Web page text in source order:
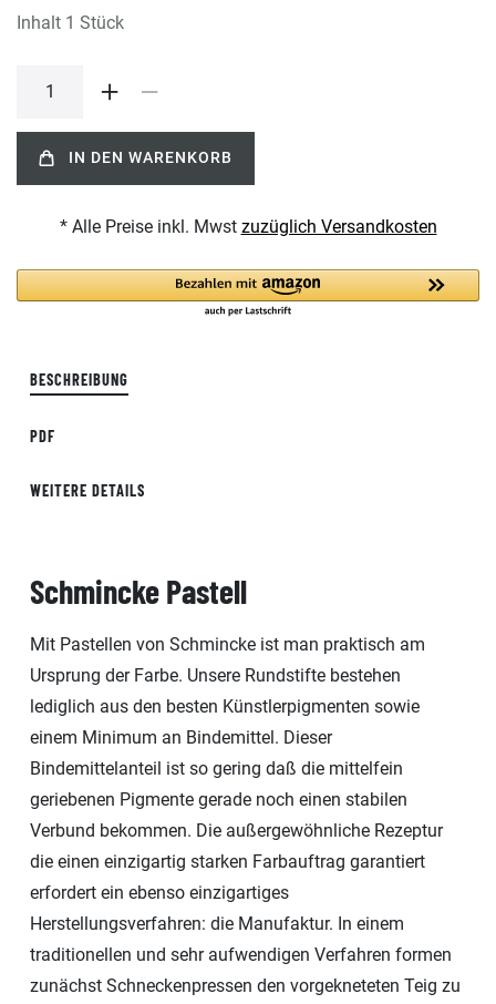
Inhalt 1 Stück
IN DEN WARENKORB
* Alle Preise inkl. Mwst zuzüglich Versandkosten
BESCHREIBUNG
PDF
WEITERE DETAILS
Schmincke Pastell
Mit Pastellen von Schmincke ist man praktisch am
Ursprung der Farbe. Unsere Rundstifte bestehen
lediglich aus den besten Künstlerpigmenten sowie
einem Minimum an Bindemittel. Dieser
Bindemittelanteil ist so gering daß die mittelfein
geriebenen Pigmente gerade noch einen stabilen
Verbund bekommen. Die außergewöhnliche Rezeptur
die einen einzigartig starken Farbauftrag garantiert
erfordert ein ebenso einzigartiges
Herstellungsverfahren: die Manufaktur. In einem
traditionellen und sehr aufwendigen Verfahren formen
zunächst Schneckenpressen den vorgekneteten Teig zu